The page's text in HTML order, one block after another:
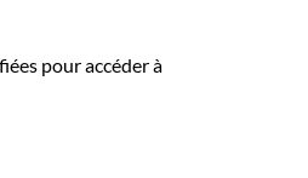
pour accéder à